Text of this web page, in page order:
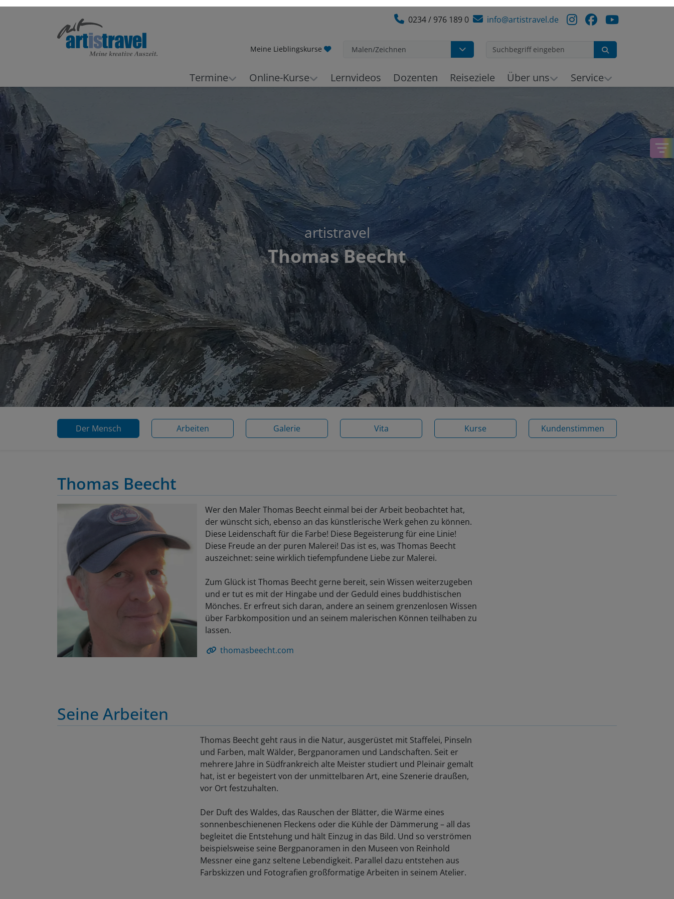
Suchen
Termine Online-Kurse Lernvideos Dozenten Reiseziele Über uns Service
artistravel
Thomas Beecht
Der Mensch Arbeiten Galerie Vita Kurse Kundenstimmen
Thomas Beecht
Wer den Maler Thomas Beecht einmal bei der Arbeit beobachtet hat,
der wünscht sich, ebenso an das künstlerische Werk gehen zu können.
Diese Leidenschaft für die Farbe! Diese Begeisterung für eine Linie!
Diese Freude an der puren Malerei! Das ist es, was Thomas Beecht
auszeichnet: seine wirklich tiefempfundene Liebe zur Malerei.
Zum Glück ist Thomas Beecht gerne bereit, sein Wissen weiterzugeben
und er tut es mit der Hingabe und der Geduld eines buddhistischen
Mönches. Er erfreut sich daran, andere an seinem grenzenlosen Wissen
über Farbkomposition und an seinem malerischen Können teilhaben zu
lassen.
thomasbeecht.com
Seine Arbeiten
Thomas Beecht geht raus in die Natur, ausgerüstet mit Staffelei, Pinseln
und Farben, malt Wälder, Bergpanoramen und Landschaften. Seit er
mehrere Jahre in Südfrankreich alte Meister studiert und Pleinair gemalt
hat, ist er begeistert von der unmittelbaren Art, eine Szenerie draußen,
vor Ort festzuhalten.
Der Duft des Waldes, das Rauschen der Blätter, die Wärme eines
sonnenbeschienenen Fleckens oder die Kühle der Dämmerung – all das
begleitet die Entstehung und hält Einzug in das Bild. Und so verströmen
beispielsweise seine Bergpanoramen in den Museen von Reinhold
Messner eine ganz seltene Lebendigkeit. Parallel dazu entstehen aus
Farbskizzen und Fotografien großformatige Arbeiten in seinem Atelier.